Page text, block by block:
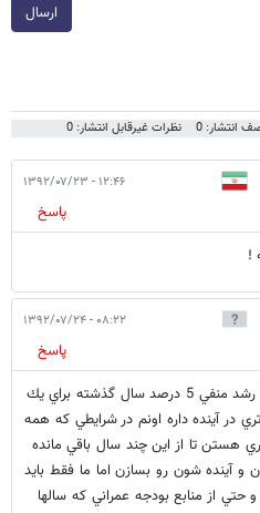
ارسال
انتشار: 0 نظرات غیرقابل انتشار: 0
۱۲:۴۶ - ۱۳۹۲/۰۷/۲۳
پاسخ
۰۸:۲۲ - ۱۳۹۲/۰۷/۲۴
پاسخ
همه فقط به نرخ تورم نگاه ميكن اما رشد منفي 5 درصد سال گذشته براي يك
در آينده داره اونم در شرايطي كه همه
هستن تا از اين چند سال باقي مانده
و آينده شون رو بسازن اما ما فقط بايد
حتي از منابع بودجه عمراني كه سالها